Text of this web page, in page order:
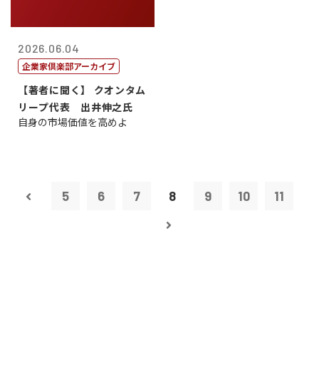
2026.06.04
企業家倶楽部アーカイブ
【著者に聞く】 クオンタム
リープ代表 出井伸之氏
自身の市場価値を高めよ
5 6 7 8 9 10 11